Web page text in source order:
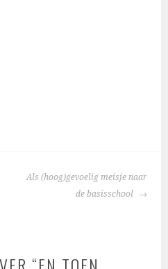
Als (hoog)gevoelig meisje naar
de basisschool